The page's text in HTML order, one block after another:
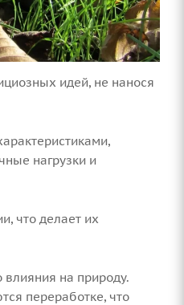
идей, не нанося
нагрузки и
что делает их
на природу.
переработке, что